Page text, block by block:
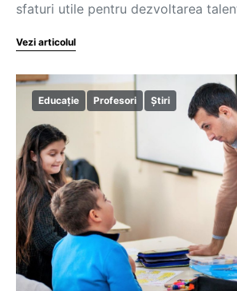
sfaturi utile pentru dezvoltarea
Vezi articolul
Educație Profesori Știri